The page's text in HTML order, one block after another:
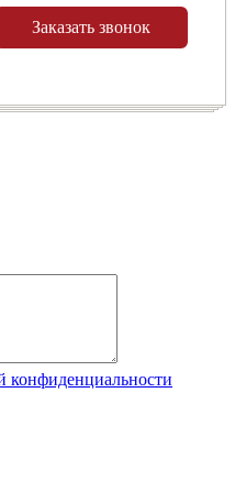
Заказать звонок
конфиденциальности